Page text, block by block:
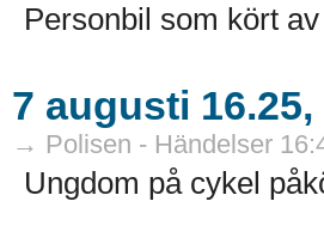
Personbil som kört
7 augusti
→ Polisen - Händelser
Ungdom på cykel